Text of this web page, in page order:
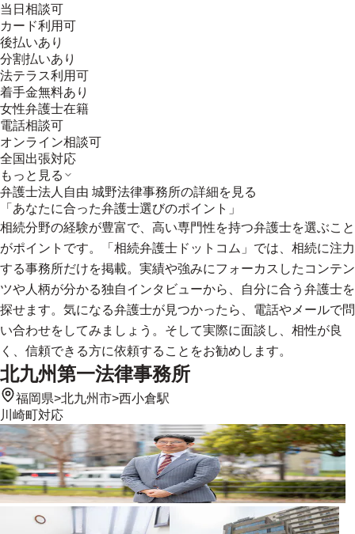
当日相談可
カード利用可
後払いあり
分割払いあり
法テラス利用可
着手金無料あり
女性弁護士在籍
電話相談可
オンライン相談可
全国出張対応
もっと見る
弁護士法人自由 城野法律事務所の詳細を見る
「あなたに合った弁護士選びのポイント」
相続分野の経験が豊富で、高い専門性を持つ弁護士を選ぶこと
がポイントです。「相続弁護士ドットコム」では、相続に注力
する事務所だけを掲載。実績や強みにフォーカスしたコンテン
ツや人柄が分かる独自インタビューから、自分に合う弁護士を
探せます。気になる弁護士が見つかったら、電話やメールで問
い合わせをしてみましょう。そして実際に面談し、相性が良
く、信頼できる方に依頼することをお勧めします。
北九州第一法律事務所
福岡県>北九州市>西小倉駅
川崎町対応